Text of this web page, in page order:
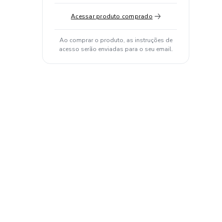
Acessar produto comprado
Ao comprar o produto, as instruções de
acesso serão enviadas para o seu email.